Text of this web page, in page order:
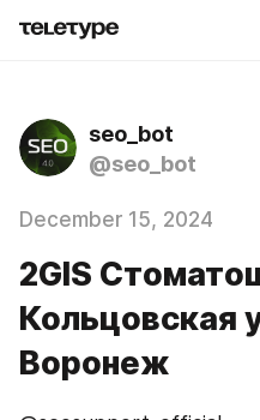
seo_bot
@seo_bot
December 15, 2024
2GIS
Кольцовская
Воронеж